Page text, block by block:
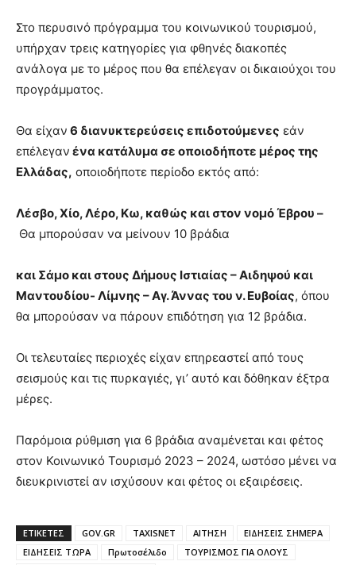
Στο περυσινό πρόγραμμα του κοινωνικού τουρισμού,
υπήρχαν τρεις κατηγορίες για φθηνές διακοπές
ανάλογα με το μέρος που θα επέλεγαν οι δικαιούχοι του
προγράμματος.
Θα είχαν 6 διανυκτερεύσεις επιδοτούμενες εάν
επέλεγαν ένα κατάλυμα σε οποιοδήποτε μέρος της
Ελλάδας, οποιοδήποτε περίοδο εκτός από:
Λέσβο, Χίο, Λέρο, Κω, καθώς και στον νομό Έβρου –
Θα μπορούσαν να μείνουν 10 βράδια
και Σάμο και στους Δήμους Ιστιαίας – Αιδηψού και
Μαντουδίου- Λίμνης – Αγ. Άννας του ν. Ευβοίας, όπου
θα μπορούσαν να πάρουν επιδότηση για 12 βράδια.
Οι τελευταίες περιοχές είχαν επηρεαστεί από τους
σεισμούς και τις πυρκαγιές, γι’ αυτό και δόθηκαν έξτρα
μέρες.
Παρόμοια ρύθμιση για 6 βράδια αναμένεται και φέτος
στον Κοινωνικό Τουρισμό 2023 – 2024, ωστόσο μένει να
διευκρινιστεί αν ισχύσουν και φέτος οι εξαιρέσεις.
ΕΤΙΚΈΤΕΣ GOV.GR TAXISNET ΑΙΤΗΣΗ
ΕΙΔΗΣΕΙΣ ΣΗΜΕΡΑ
ΕΙΔΗΣΕΙΣ ΤΩΡΑ
Πρωτοσέλιδο
ΤΟΥΡΙΣΜΟΣ ΓΙΑ ΟΛΟΥΣ